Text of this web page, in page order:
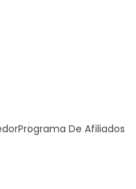
Programa De Afiliados